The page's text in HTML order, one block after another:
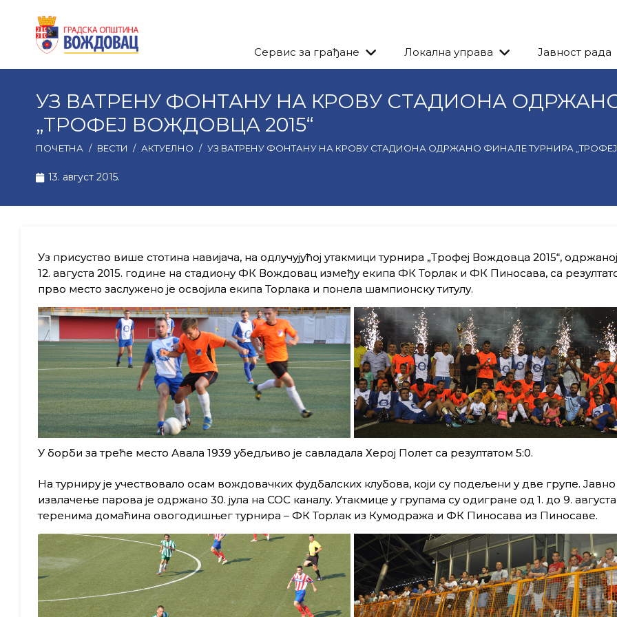
Сервис за грађане Локална управа Јавност рада
УЗ ВАТРЕНУ ФОНТАНУ НА КРОВУ СТАДИОНА
„ТРОФЕЈ ВОЖДОВЦА 2015“
ПОЧЕТНА / ВЕСТИ / АКТУЕЛНО / УЗ ВАТРЕНУ ФОНТАНУ НА КРОВУ СТАДИОНА ОДРЖАНО ФИНАЛЕ ТУРНИРА „ТРОФЕЈ
13. август 2015.
Уз присуство више стотина навијача, на одлучујућој утакмици турнира „Трофеј Вождовца 2015“,
12. августа 2015. године на стадиону ФК Вождовац између екипа ФК Торлак и ФК Пиносава, са
прво место заслужeно је освојила екипа Торлака и понела шампионску титулу.
У борби за треће место Авала 1939 убедљиво је савладала Херој Полет са резултатом 5:0.
На турниру је учествовало осам вождовачких фудбалских клубова, који су подељени у две групе. Јавно
извлачење парова је одржано 30. јула на СОС каналу. Утакмице у групама су одигране од 1. до 9.
теренима домаћина овогодишњег турнира – ФК Торлак из Кумодража и ФК Пиносава из Пиносаве.